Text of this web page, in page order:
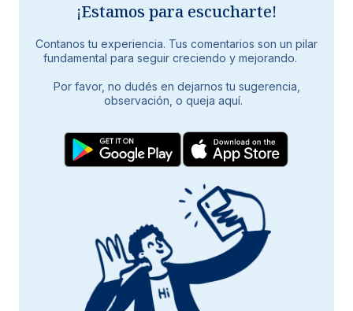
¡Estamos para escucharte!
Contanos tu experiencia. Tus comentarios son un pilar
fundamental para seguir creciendo y mejorando.
Por favor, no dudés en dejarnos tu sugerencia,
observación, o queja aquí.